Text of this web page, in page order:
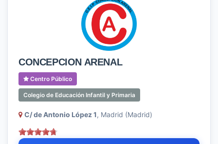
CONCEPCION ARENAL
Centro Público
Colegio de Educación Infantil y Primaria
C/ de Antonio López 1, Madrid (Madrid)